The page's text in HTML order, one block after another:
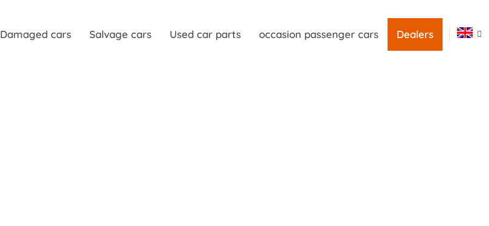
Damaged cars Salvage cars Used car parts occasion passenger cars Dealers